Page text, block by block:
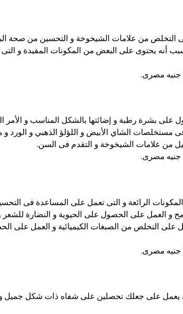
التخلص من علامات الشيخوخة و التحسين من صحة
أنه يحتوى على البعض من المكونات المفيدة و
جنيه مصرى.
بشرة رطبة و إضائتها بالشكل المناسب و الأمر
من علامات الشيخوخة و التقدم فى السن.
جنيه مصرى.
الرائعة و التى تعمل على المساعدة فى
و العمل على الحصول على الحيوية و النضارة
على التخلص من الصبغات الكيميائية و العمل على
جنيه مصرى.
يعمل على جعلك تحصلين على شفاه ذات شكل جميل و